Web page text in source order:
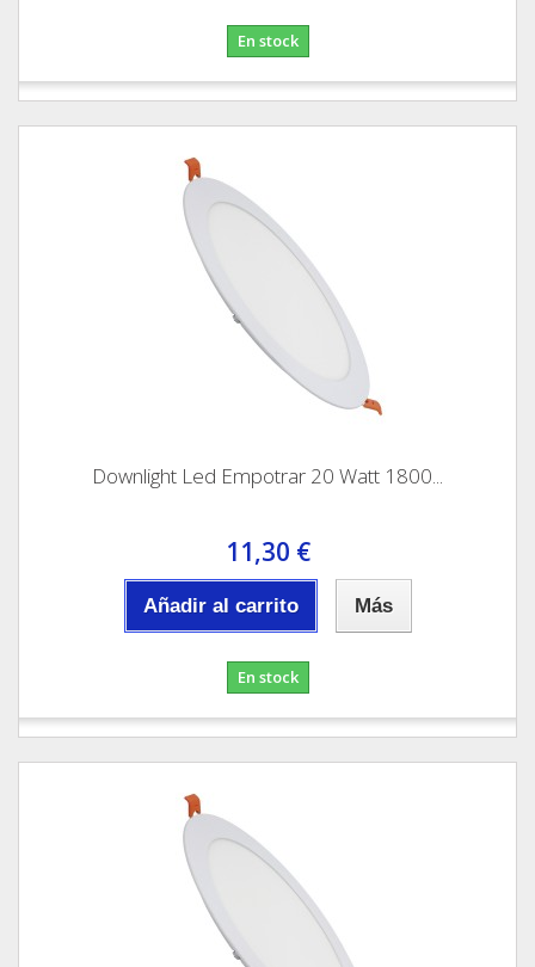
En stock
Downlight Led Empotrar 20 Watt 1800...
11,30 €
Añadir al carrito Más
En stock